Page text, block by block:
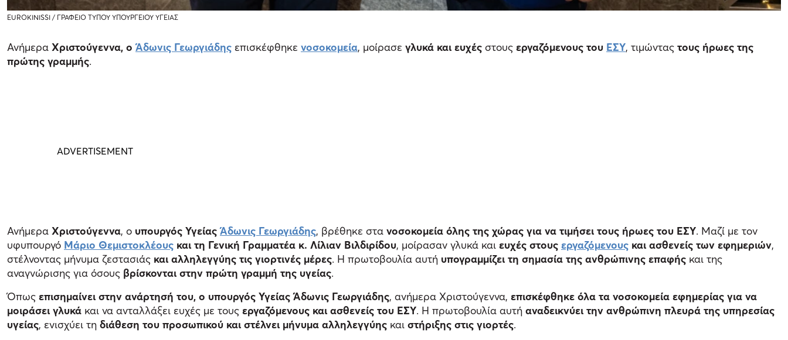
EUROKINISSI / ΓΡΑΦΕΙΟ ΤΥΠΟΥ ΥΠΟΥΡΓΕΙΟΥ ΥΓΕΙΑΣ
Ανήμερα Χριστούγεννα, οΆδωνις Γεωργιάδης επισκέφθηκε νοσοκομεία, μοίρασε γλυκά και ευχές στους εργαζόμενους του ΕΣΥ, τιμώντας τους ήρωες της
πρώτης γραμμής.
Ανήμερα Χριστούγεννα, ο υπουργός ΥγείαςΆδωνις Γεωργιάδης, βρέθηκε στα νοσοκομεία όλης της χώρας για να τιμήσει τους ήρωες του ΕΣΥ. Μαζί με τον
υφυπουργό Μάριο Θεμιστοκλέους και τη Γενική Γραμματέα κ. Λίλιαν Βιλδιρίδου, μοίρασαν γλυκά και ευχές στους εργαζόμενους και ασθενείς των εφημεριών,
στέλνοντας μήνυμα ζεστασιάς και αλληλεγγύης τις γιορτινές μέρες. Η πρωτοβουλία αυτή υπογραμμίζει τη σημασία της ανθρώπινης επαφής και της
αναγνώρισης για όσους βρίσκονται στην πρώτη γραμμή της υγείας.
Όπως επισημαίνει στην ανάρτησή του, ο υπουργός Υγείας Άδωνις Γεωργιάδης, ανήμερα Χριστούγεννα, επισκέφθηκε όλα τα νοσοκομεία εφημερίας για να
μοιράσει γλυκά και να ανταλλάξει ευχές με τους εργαζόμενους και ασθενείς του ΕΣΥ. Η πρωτοβουλία αυτή αναδεικνύει την ανθρώπινη πλευρά της υπηρεσίας
υγείας, ενισχύει τη διάθεση του προσωπικού και στέλνει μήνυμα αλληλεγγύης και στήριξης στις γιορτές.